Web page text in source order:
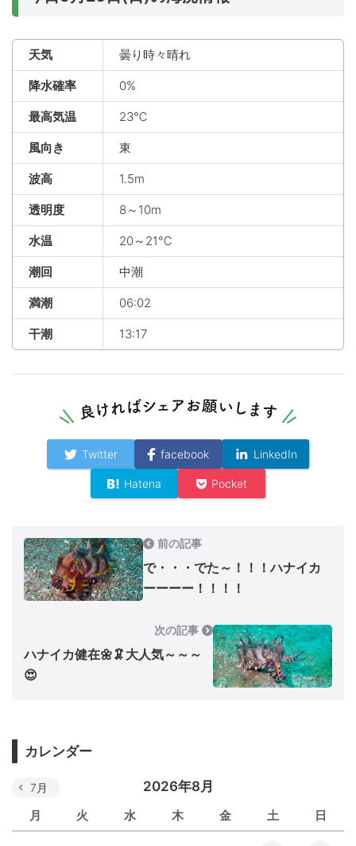
天気 曇り時々晴れ
降水確率 0%
最高気温 23℃
風向き 東
波高 1.5m
透明度 8～10m
水温 20～21℃
潮回 中潮
満潮 06:02
干潮 13:17
Twitter facebook LinkedIn
Hatena Pocket
前の記事
で・・・でた～！！！ハナイカ
ーーーー！！！！
次の記事
ハナイカ健在🌼🦑大人気～～～
😍
カレンダー
2026年8月
月 火 水 木 金 土 日
7月